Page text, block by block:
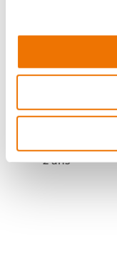
Pièces garanties
2 ans